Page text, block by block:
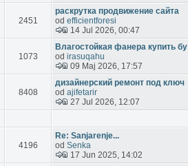
2451
раскрутка продвижение сайта
od efficientforesi
14 Jul 2026, 00:47
1073
Влагостойкая фанера купить бу
od irasuqahu
09 Maj 2026, 17:57
8408
дизайнерский ремонт под ключ
od ajifetarir
27 Jul 2026, 12:07
4196
Re: Sanjarenje...
od Senka
17 Jun 2025, 14:02